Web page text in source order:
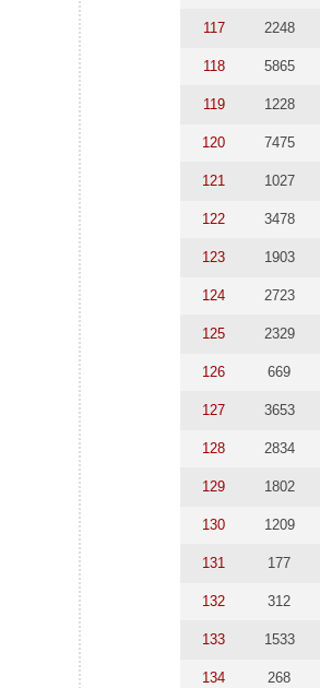
117 2248
118 5865
119 1228
120 7475
121 1027
122 3478
123 1903
124 2723
125 2329
126 669
127 3653
128 2834
129 1802
130 1209
131 177
132 312
133 1533
134 268